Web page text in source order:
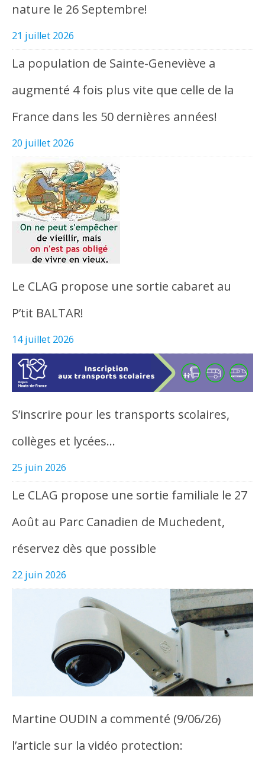
nature le 26 Septembre!
21 juillet 2026
La population de Sainte-Geneviève a
augmenté 4 fois plus vite que celle de la
France dans les 50 dernières années!
20 juillet 2026
Le CLAG propose une sortie cabaret au
P’tit BALTAR!
14 juillet 2026
S’inscrire pour les transports scolaires,
collèges et lycées…
25 juin 2026
Le CLAG propose une sortie familiale le 27
Août au Parc Canadien de Muchedent,
réservez dès que possible
22 juin 2026
Martine OUDIN a commenté (9/06/26)
l’article sur la vidéo protection: